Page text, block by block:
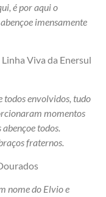
é por aqui o
imensamente
Viva da Enersul
todos envolvidos, tudo
momentos
todos.
fraternos.
nome do Elvio e